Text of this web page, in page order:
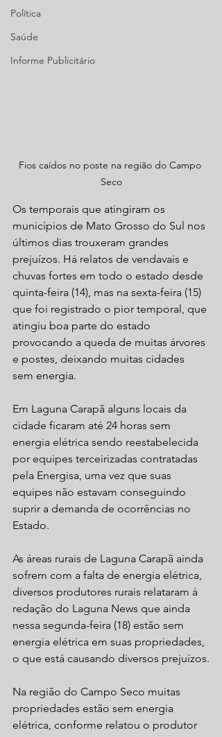
Política
Saúde
Informe Publicitário
Fios caídos no poste na região do Campo
Seco
Os temporais que atingiram os
municípios de Mato Grosso do Sul nos
últimos dias trouxeram grandes
prejuízos. Há relatos de vendavais e
chuvas fortes em todo o estado desde
quinta-feira (14), mas na sexta-feira (15)
que foi registrado o pior temporal, que
atingiu boa parte do estado
provocando a queda de muitas árvores
e postes, deixando muitas cidades
sem energia.
Em Laguna Carapã alguns locais da
cidade ficaram até 24 horas sem
energia elétrica sendo reestabelecida
por equipes terceirizadas contratadas
pela Energisa, uma vez que suas
equipes não estavam conseguindo
suprir a demanda de ocorrências no
Estado.
As áreas rurais de Laguna Carapã ainda
sofrem com a falta de energia elétrica,
diversos produtores rurais relataram à
redação do Laguna News que ainda
nessa segunda-feira (18) estão sem
energia elétrica em suas propriedades,
o que está causando diversos prejuízos.
Na região do Campo Seco muitas
propriedades estão sem energia
elétrica, conforme relatou o produtor